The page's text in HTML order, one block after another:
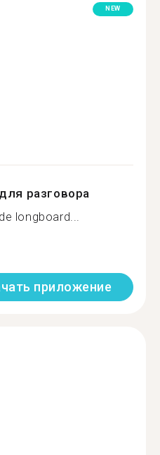
NEW
разговора
longboard...
приложение